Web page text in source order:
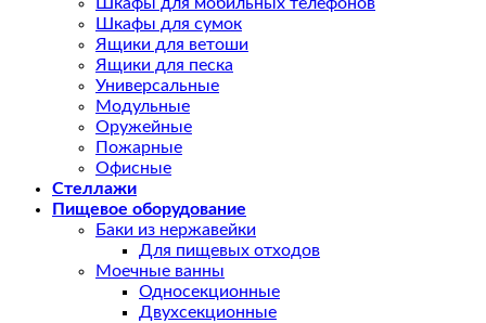
Шкафы для мобильных телефонов
Шкафы для сумок
Ящики для ветоши
Ящики для песка
Универсальные
Модульные
Оружейные
Пожарные
Офисные
Стеллажи
Пищевое оборудование
Баки из нержавейки
Для пищевых отходов
Моечные ванны
Односекционные
Двухсекционные